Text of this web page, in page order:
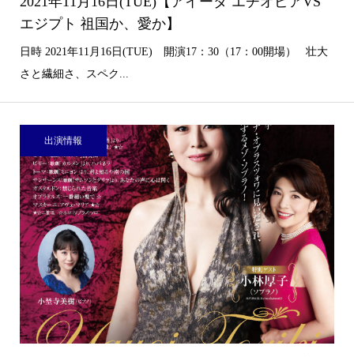
エジプト 祖国か、愛か】
日時 2021年11月16日(TUE) 開演17：30（17：00開場） 壮大
さと繊細さ、スペク...
出演情報